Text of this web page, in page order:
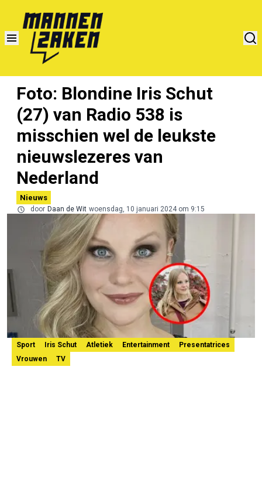
Foto: Blondine Iris Schut
(27) van Radio 538 is
misschien wel de leukste
nieuwslezeres van
Nederland
Nieuws
door Daan de Wit woensdag, 10 januari 2024 om 9:15
Sport Iris Schut Atletiek Entertainment
Presentatrices
Vrouwen
TV